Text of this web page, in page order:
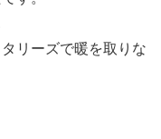
リーズで暖を取りな